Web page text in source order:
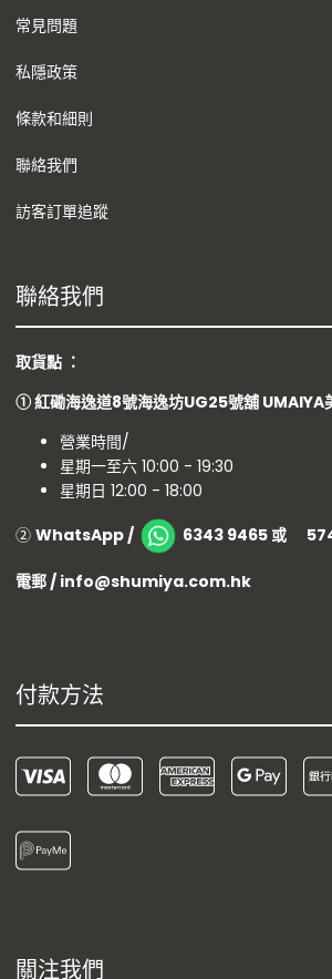
常見問題
私隱政策
條款和細則
聯絡我們
訪客訂單追蹤
聯絡我們
取貨點 ：
①紅磡海逸道8號海逸坊UG25號舖 UMAIYA
營業時間/
星期一至六 10:00 - 19:30
星期日 12:00 - 18:00
② WhatsApp / 6343 9465 或
電郵 / info@shumiya.com.hk
付款方法
關注我們